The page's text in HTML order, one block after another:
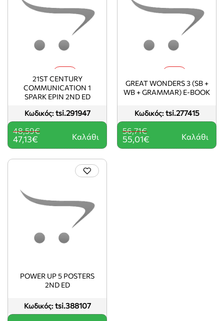
Κωδικός: tsi.291947
21ST CENTURY
COMMUNICATION 1
SPARK EPIN 2ND ED
47,13€
48,59€
Καλάθι
Κωδικός: tsi.277415
GREAT WONDERS 3 (SB +
WB + GRAMMAR) E-BOOK
55,01€
56,71€
Καλάθι
Κωδικός: tsi.388107
POWER UP 5 POSTERS
2ND ED